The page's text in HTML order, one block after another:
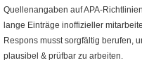
Quellenangaben auf APA-
lange Einträge inoffizieller
Respons musst sorgfältig berufen,
plausibel & prüfbar zu arbeiten.